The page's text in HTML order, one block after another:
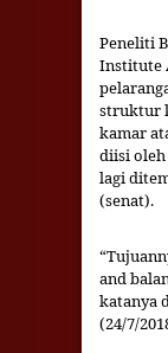
Peneliti
Institute
struktur
kamar
diisi
lagi
(senat).
and
katanya
(24/7/